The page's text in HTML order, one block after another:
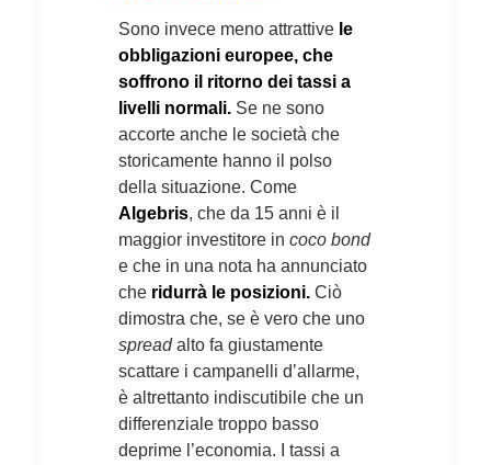
Sono invece meno attrattive le
obbligazioni europee, che
soffrono il ritorno dei tassi a
livelli normali. Se ne sono
accorte anche le società che
storicamente hanno il polso
della situazione. Come
Algebris, che da 15 anni è il
maggior investitore in coco bond
e che in una nota ha annunciato
che ridurrà le posizioni. Ciò
dimostra che, se è vero che uno
spreadalto fa giustamente
scattare i campanelli d’allarme,
è altrettanto indiscutibile che un
differenziale troppo basso
deprime l’economia. I tassi a